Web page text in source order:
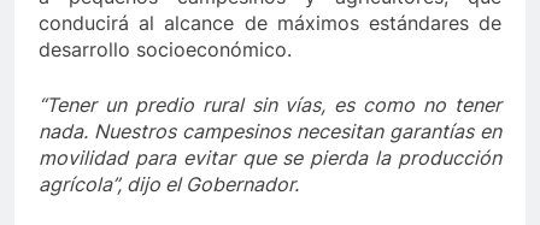
conducirá al alcance de máximos estándares de
desarrollo socioeconómico.
“Tener un predio rural sin vías, es como no tener
nada. Nuestros campesinos necesitan garantías en
movilidad para evitar que se pierda la producción
agrícola”, dijo el Gobernador.